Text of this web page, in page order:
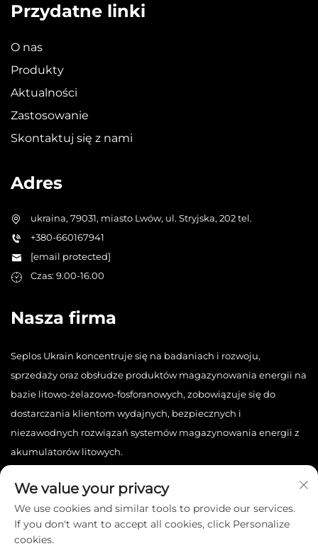
Przydatne linki
O nas
Produkty
Aktualności
Zastosowanie
Skontaktuj się z nami
Adres
ukraina, 79031, miasto Lwów, ul. Stryjska, 202 tel.
+380-660167941
[email protected]
Czas: 9.00-16.00
Nasza firma
Seplos Ukrain koncentruje się na badaniach i rozwoju,
sprzedaży oraz obsłudze produktów magazynowania energii na
bazie litowo-żelazowo-fosforanowych, zobowiązuje się do
dostarczania klientom wydajnych, bezpiecznych i
niezawodnych rozwiązań systemów magazynowania energii z
akumulatorów litowych.
We value your privacy
We use cookies and similar tools to provide our services.
If you don't want to accept all cookies, click Personalize
cookies.